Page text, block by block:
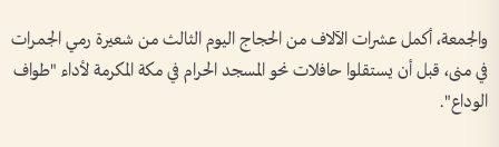
والجمعة، أكمل عشرات الآلاف من الحجاج اليوم الثالث من شعيرة رمي الجمرات
في منى، قبل أن يستقلوا حافلات نحو المسجد الحرام في مكة المكرمة لأداء "طواف
الوداع".